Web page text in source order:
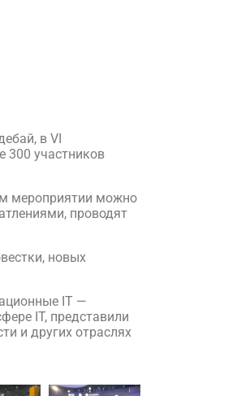
в VI
300 участников
мероприятии можно
проводят
новых
IT —
IT, представили
и других отраслях